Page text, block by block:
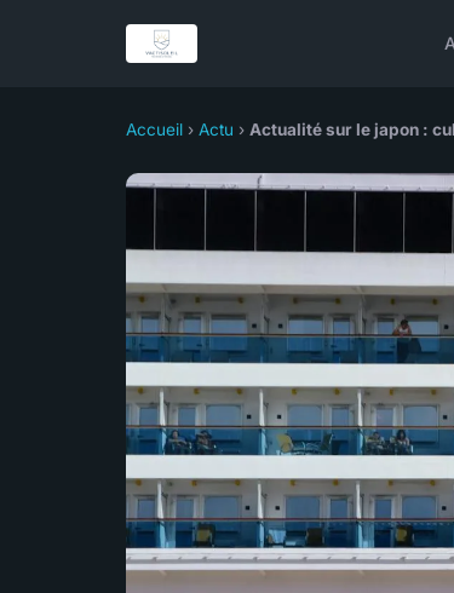
Accueil › Actu › Actualité sur le japon :